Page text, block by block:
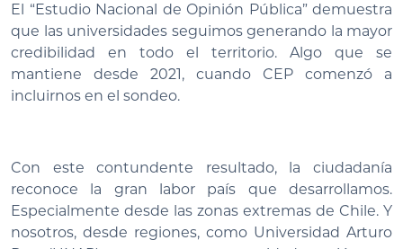
El “Estudio Nacional de Opinión Pública” demuestra
que las universidades seguimos generando la mayor
credibilidad en todo el territorio. Algo que se
mantiene desde 2021, cuando CEP comenzó a
incluirnos en el sondeo.
Con este contundente resultado, la ciudadanía
reconoce la gran labor país que desarrollamos.
Especialmente desde las zonas extremas de Chile. Y
nosotros, desde regiones, como Universidad Arturo